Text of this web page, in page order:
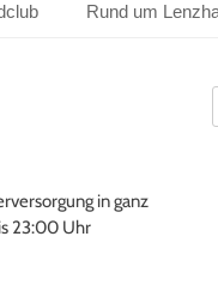
Rund um
in ganz
23:00 Uhr